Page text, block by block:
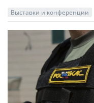
Выставки и конференции